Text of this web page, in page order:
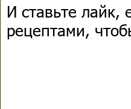
И ставьте лайк,
рецептами,